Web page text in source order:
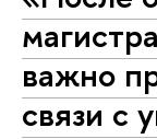
важно
связи с